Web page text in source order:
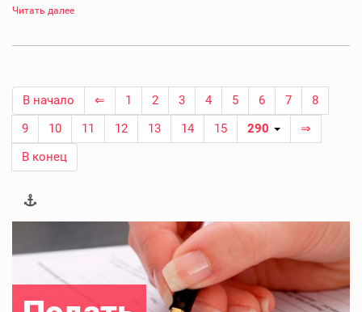
Читать далее
В начало ⇐ 1 2 3 4 5 6 7
8
9
10 11 12 13 14 15 290
⇒
В конец